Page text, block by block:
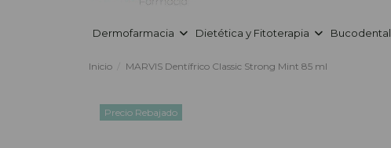
Dermofarmacia Dietética y Fitoterapia Bucodental
Inicio MARVIS Dentífrico Classic Strong Mint 85 ml
Precio Rebajado